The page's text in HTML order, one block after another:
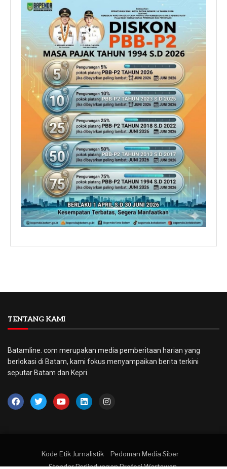
TENTANG KAMI
Batamline. com merupakan media pemberitaan harian yang
berlokasi di Batam, kami fokus menyampaikan berita terkini
seputar Batam dan Kepri.
Kode Etik Jurnalistik
Pedoman Media Siber
Standar Perlindungan Profesi Wartawan